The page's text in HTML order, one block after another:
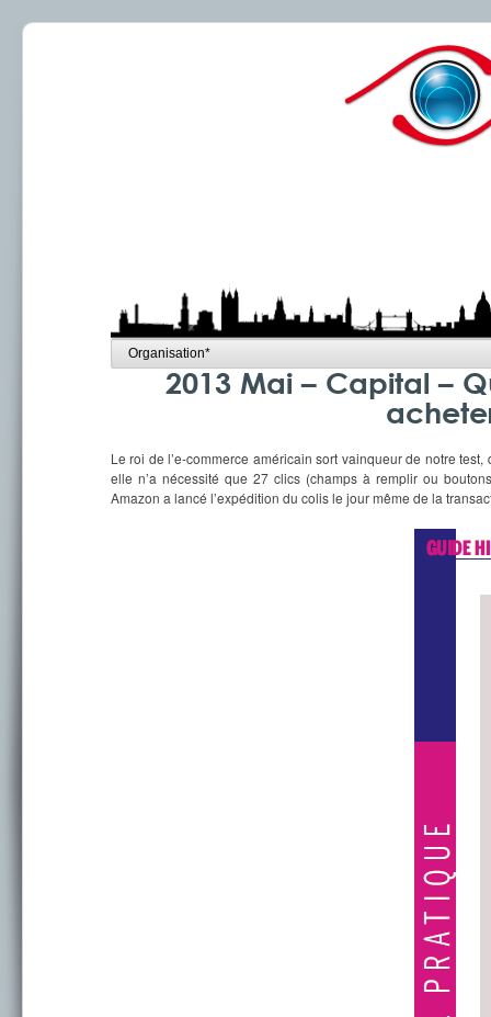
2013 Mai – Capital –
Le roi de l’e-commerce américain sort vainqueur de notre
elle n’a nécessité que 27 clics (champs à remplir ou
Amazon a lancé l’expédition du colis le jour même de la